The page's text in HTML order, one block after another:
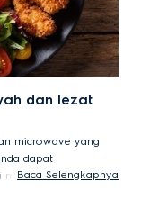
dan lezat
microwave yang
dapat
makanan yang
Baca Selengkapnya